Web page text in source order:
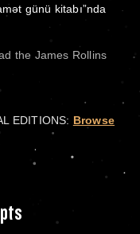
günü kitabı”nda
the James Rollins
EDITIONS: Browse